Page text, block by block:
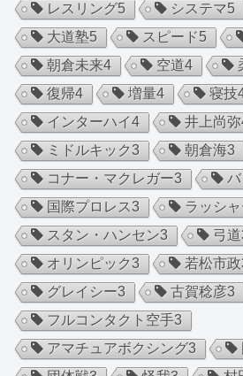
レスリング5 システマ5
大道塾5 スピード5
朝倉未来4 空道4
復帰4 増量4 寝技
インターハイ4 井上尚弥
ミドルキック3 朝倉海3
コナー・マクレガー3 バ
国際プロレス3 ラッシ
スタン・ハンセン3 弓道
オリンピック3 若松市政
グレイシー3 古賀稔彦3
フルコンタクト空手3
アマチュアボクシング3